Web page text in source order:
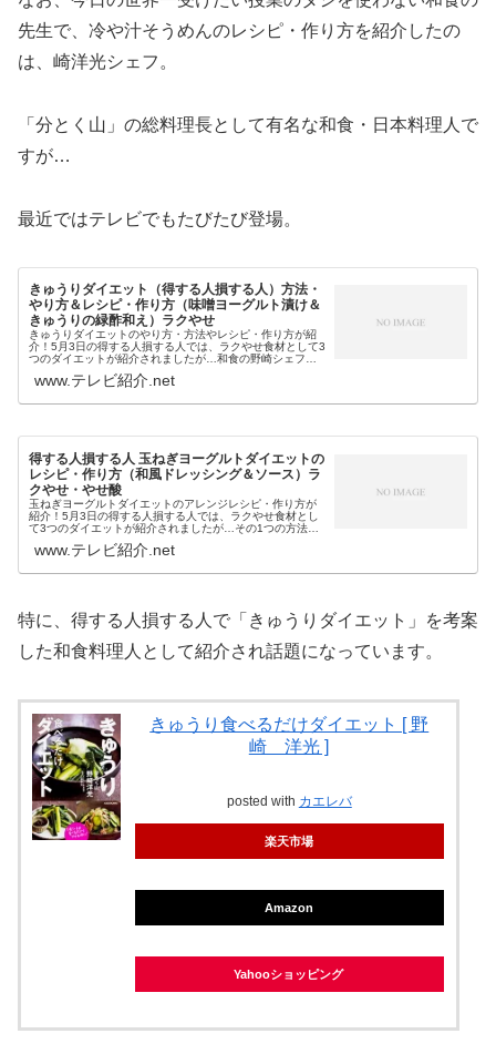
先生で、冷や汁そうめんのレシピ・作り方を紹介したの
は、崎洋光シェフ。
「分とく山」の総料理長として有名な和食・日本料理人で
すが…
最近ではテレビでもたびたび登場。
きゅうりダイエット（得する人損する人）方法・
やり方＆レシピ・作り方（味噌ヨーグルト漬け＆
きゅうりの緑酢和え）ラクやせ
きゅうりダイエットのやり方・方法やレシピ・作り方が紹
介！5月3日の得する人損する人では、ラクやせ食材として3
つのダイエットが紹介されましたが…和食の野崎シェフが
うダイエットで、オススメのレ...
www.テレビ紹介.net
得する人損する人 玉ねぎヨーグルトダイエットの
レシピ・作り方（和風ドレッシング＆ソース）ラ
クやせ・やせ酸
玉ねぎヨーグルトダイエットのアレンジレシピ・作り方が
紹介！5月3日の得する人損する人では、ラクやせ食材とし
て3つのダイエットが紹介されましたが…その1つの方法
ヨーグルトで、アレンジレシピ（...
www.テレビ紹介.net
特に、得する人損する人で「きゅうりダイエット」を考案
した和食料理人として紹介され話題になっています。
きゅうり食べるだけダイエット [ 野
崎 洋光 ]
posted with カエレバ
楽天市場
Amazon
Yahooショッピング